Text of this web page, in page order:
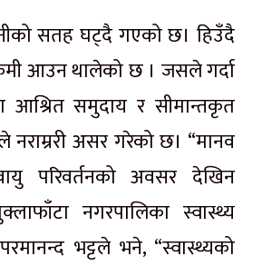
सतह घट्दै गएको छ। हिउँदै
आउन थालेको छ । जसले गर्दा
आश्रित समुदाय र सीमान्तकृत
असर गरेको छ। “मानव
परिवर्तनको अवसर देखिन
नगरपालिका स्वास्थ्य
भट्टले भने, “स्वास्थ्यको